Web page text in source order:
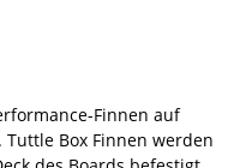
Finnen auf
Tuttle Box Finnen werden